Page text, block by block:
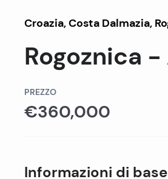
Costa
Istria e
Croazia,Costa Dalmazia,
Rogoznica
PREZZO
€360,000
Informazioni di base